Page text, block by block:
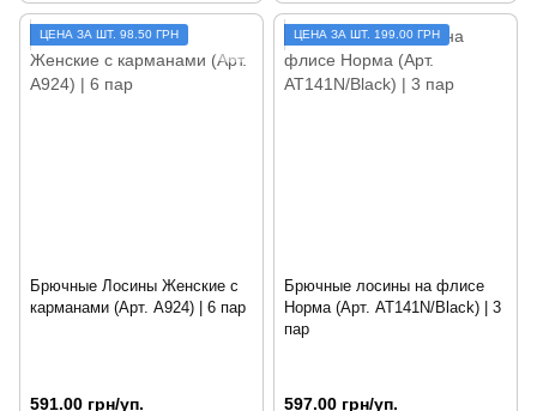
ЦЕНА ЗА ШТ. 98.50 ГРН
Брючные Лосины Женские с
карманами (Арт. A924) | 6 пар
591.00 грн/уп.
ЦЕНА ЗА ШТ. 199.00 ГРН
Брючные лосины на флисе
Норма (Арт. AT141N/Black) | 3
пар
597.00 грн/уп.